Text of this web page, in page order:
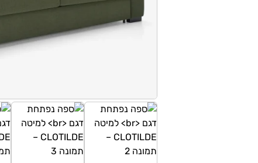
מחירים:
עד